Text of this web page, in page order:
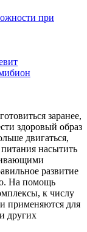
при
заранее,
здоровый образ
двигаться,
насытить
развитие
На помощь
к числу
применяются для
других